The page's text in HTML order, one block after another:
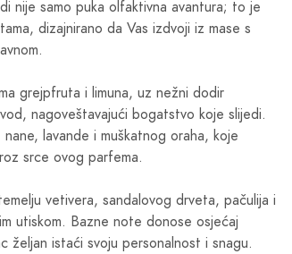
nije samo puka olfaktivna avantura; to je
dizajnirano da Vas izdvoji iz mase s
grejpfruta i limuna, uz nežni dodir
nagoveštavajući bogatstvo koje slijedi.
lavande i muškatnog oraha, koje
srce ovog parfema.
vetivera, sandalovog drveta, pačulija i
utiskom. Bazne note donose osjećaj
željan istaći svoju personalnost i snagu.